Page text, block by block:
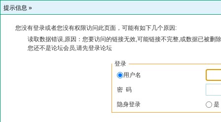
提示信息 »
您没有登录或者您没有权限访问此页面，可能有如下几个原因:
读取数据错误,原因：您要访问的链接无效,可能链接不完整,或数据已被删
您还不是论坛会员,请先登录论坛
登录
用户名
密 码
隐身登录